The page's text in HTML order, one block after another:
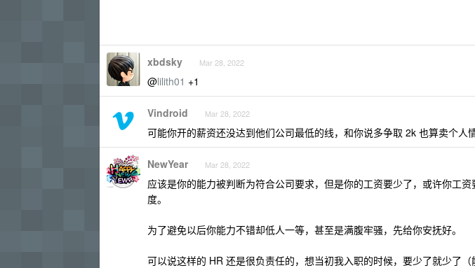
xbdsky Mar 28, 2022
@lilith01 +1
Vindroid Mar 28, 2022
可能你开的薪资还没达到他们公司最低的线，和你说多争取 2k 也算卖个人
NewYear Mar 28, 2022
应该是你的能力被判断为符合公司要求，但是你的工资要少了，或许你工
度。
为了避免以后你能力不错却低人一等，甚至是满腹牢骚，先给你安抚好。
可以说这样的 HR 还是很负责任的，想当初我入职的时候，要少了就少了